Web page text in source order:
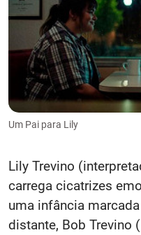
Um Pai para Lily
Lily Trevino
carrega cicatrizes
uma infância
distante, Bob Trevino (